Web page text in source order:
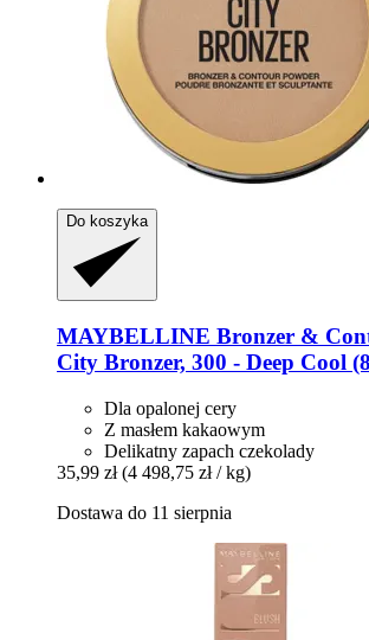
Do koszyka
MAYBELLINE Bronzer &
City Bronzer, 300 -​ Deep Cool
Dla opalonej cery
Z masłem kakaowym
Delikatny zapach czekolady
35,99 zł (4 498,75 zł / kg)
Dostawa do 11 sierpnia